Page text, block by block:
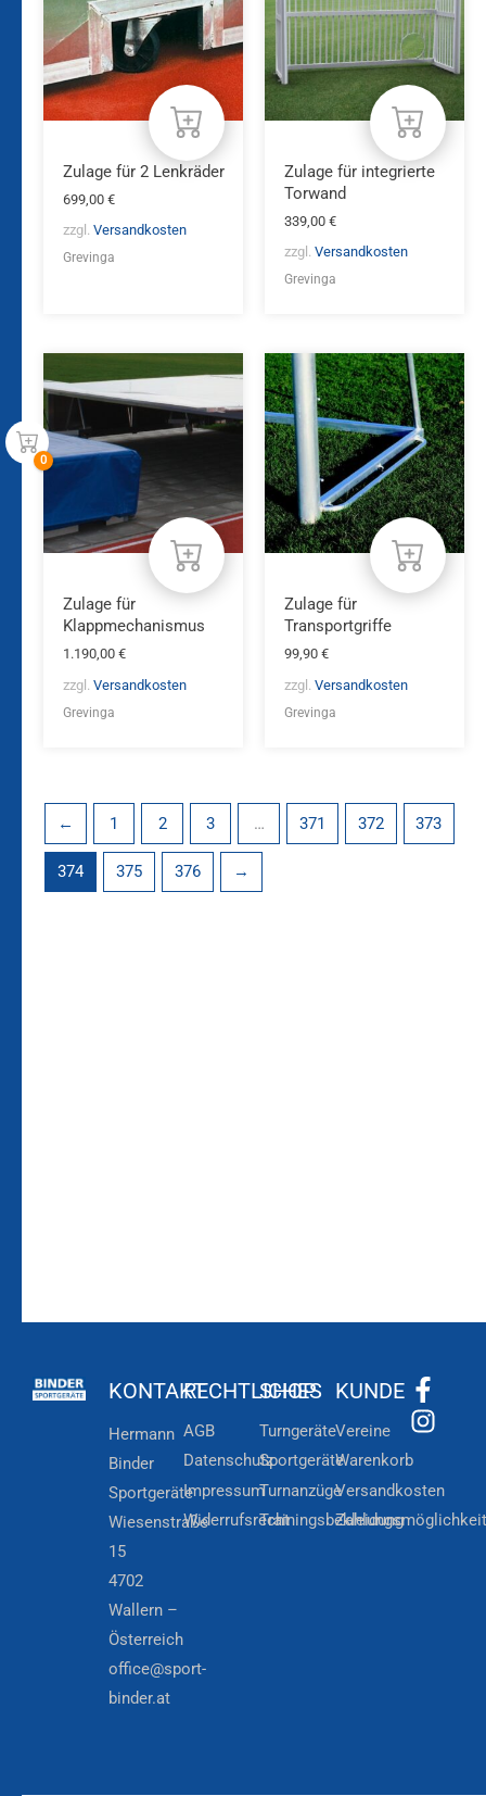
Zulage für 2 Lenkräder
699,00 €
zzgl. Versandkosten
Grevinga
Zulage für integrierte
Torwand
339,00 €
zzgl. Versandkosten
Grevinga
Zulage für
Klappmechanismus
1.190,00 €
zzgl. Versandkosten
Grevinga
Zulage für
Transportgriffe
99,90 €
zzgl. Versandkosten
Grevinga
← 1 2 3 … 371 372 373
374 375 376 →
KONTAKT
Hermann
Binder
Sportgeräte
Wiesenstraße
15
4702
Wallern –
Österreich
office@sport-
binder.at
RECHTLICHES
AGB
Datenschutz
Impressum
Widerrufsrecht
SHOP
Turngeräte
Sportgeräte
Turnanzüge
Trainingsbekleidung
KUNDE
Vereine
Warenkorb
Versandkosten